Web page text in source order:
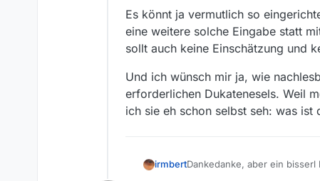
Es könnt ja vermutlich so
eine weitere solche Eingabe statt
sollt auch keine Einschätzung und
Und ich wünsch mir ja, wie
erforderlichen Dukatenesels. Weil
ich sie eh schon selbst seh: was ist
irmbertDankedanke, aber ein